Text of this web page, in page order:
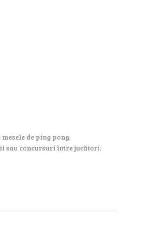
de ping pong.
sau concursuri între jucători.